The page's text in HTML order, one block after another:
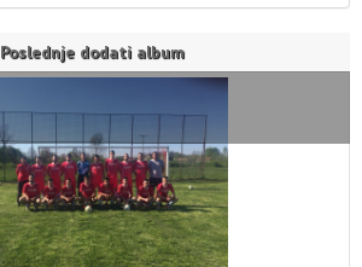
Poslednje dodati album